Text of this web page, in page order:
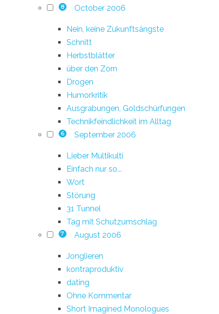
8 October 2006
Nein, keine Zukunftsängste
Schnitt
Herbstblätter
über den Zorn
Drogen
Humorkritik
Ausgrabungen, Goldschürfungen
Technikfeindlichkeit im Alltag
6 September 2006
Lieber Multikulti
Einfach nur so...
Wort
Störung
31 Tunnel
Tag mit Schutzumschlag
7 August 2006
Jonglieren
kontraproduktiv
dating
Ohne Kommentar
Short Imagined Monologues